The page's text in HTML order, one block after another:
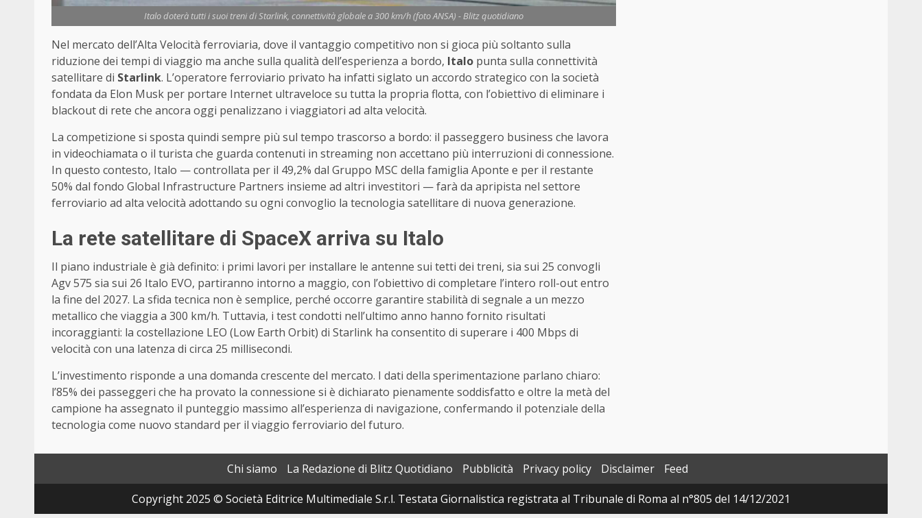
Italo doterà tutti i suoi treni di Starlink, connettività globale a 300 km/h (foto ANSA) - Blitz quotidiano
Nel mercato dell’Alta Velocità ferroviaria, dove il vantaggio competitivo non si gioca più soltanto sulla
riduzione dei tempi di viaggio ma anche sulla qualità dell’esperienza a bordo, Italo punta sulla connettività
satellitare di Starlink. L’operatore ferroviario privato ha infatti siglato un accordo strategico con la società
fondata da Elon Musk per portare Internet ultraveloce su tutta la propria flotta, con l’obiettivo di eliminare i
blackout di rete che ancora oggi penalizzano i viaggiatori ad alta velocità.
La competizione si sposta quindi sempre più sul tempo trascorso a bordo: il passeggero business che lavora
in videochiamata o il turista che guarda contenuti in streaming non accettano più interruzioni di connessione.
In questo contesto, Italo — controllata per il 49,2% dal Gruppo MSC della famiglia Aponte e per il restante
50% dal fondo Global Infrastructure Partners insieme ad altri investitori — farà da apripista nel settore
ferroviario ad alta velocità adottando su ogni convoglio la tecnologia satellitare di nuova generazione.
La rete satellitare di SpaceX arriva su Italo
Il piano industriale è già definito: i primi lavori per installare le antenne sui tetti dei treni, sia sui 25 convogli
Agv 575 sia sui 26 Italo EVO, partiranno intorno a maggio, con l’obiettivo di completare l’intero roll-out entro
la fine del 2027. La sfida tecnica non è semplice, perché occorre garantire stabilità di segnale a un mezzo
metallico che viaggia a 300 km/h. Tuttavia, i test condotti nell’ultimo anno hanno fornito risultati
incoraggianti: la costellazione LEO (Low Earth Orbit) di Starlink ha consentito di superare i 400 Mbps di
velocità con una latenza di circa 25 millisecondi.
L’investimento risponde a una domanda crescente del mercato. I dati della sperimentazione parlano chiaro:
l’85% dei passeggeri che ha provato la connessione si è dichiarato pienamente soddisfatto e oltre la metà del
campione ha assegnato il punteggio massimo all’esperienza di navigazione, confermando il potenziale della
tecnologia come nuovo standard per il viaggio ferroviario del futuro.
Chi siamo La Redazione di Blitz Quotidiano Pubblicità Privacy policy Disclaimer
Feed
Copyright 2025 © Società Editrice Multimediale S.r.l. Testata Giornalistica registrata al Tribunale di Roma al n°805 del 14/12/2021